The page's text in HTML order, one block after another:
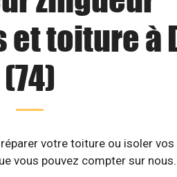
toiture à
(74)
votre toiture ou isoler
vous pouvez compter sur nous.